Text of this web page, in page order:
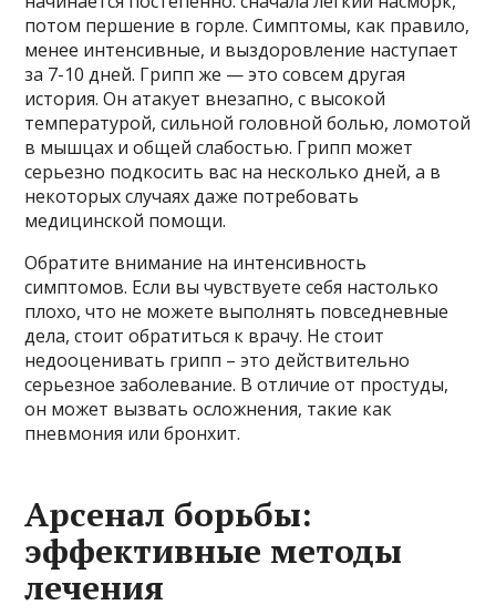
потом першение в горле. Симптомы, как правило,
менее интенсивные, и выздоровление наступает
за 7-10 дней. Грипп же — это совсем другая
история. Он атакует внезапно, с высокой
температурой, сильной головной болью, ломотой
в мышцах и общей слабостью. Грипп может
серьезно подкосить вас на несколько дней, а в
некоторых случаях даже потребовать
медицинской помощи.
Обратите внимание на интенсивность
симптомов. Если вы чувствуете себя настолько
плохо, что не можете выполнять повседневные
дела, стоит обратиться к врачу. Не стоит
недооценивать грипп – это действительно
серьезное заболевание. В отличие от простуды,
он может вызвать осложнения, такие как
пневмония или бронхит.
Арсенал борьбы:
эффективные методы
лечения